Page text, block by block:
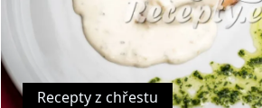
Recepty z chřestu